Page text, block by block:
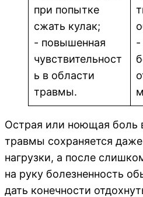
при попытке
сжать кулак;
- повышенная
чувствительност
ь в области
травмы.
-
Острая или ноющая боль
травмы сохраняется
нагрузки, а после
на руку болезненность
дать конечности